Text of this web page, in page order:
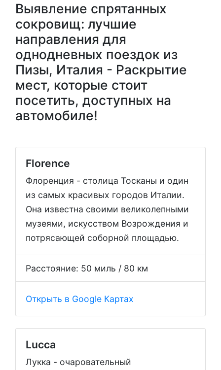
Выявление спрятанных
сокровищ: лучшие
направления для
однодневных поездок из
Пизы, Италия - Раскрытие
мест, которые стоит
посетить, доступных на
автомобиле!
Florence
Флоренция - столица Тосканы и один
из самых красивых городов Италии.
Она известна своими великолепными
музеями, искусством Возрождения и
потрясающей соборной площадью.
Расстояние: 50 миль / 80 км
Открыть в Google Картах
Lucca
Лукка - очаровательный